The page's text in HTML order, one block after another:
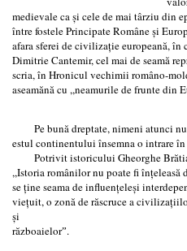
medievale ca şi cele de mai târziu din
între fostele Principate Române şi
afara sferei de civilizaţie europeană, în
Dimitrie Cantemir, cel mai de seamă
scria, în Hronicul vechimii româno-
aseamănă cu ,,neamurile de frunte din
Pe bună dreptate, nimeni atunci
estul continentului însemna o intrare
Potrivit istoricului Gheorghe
,,Istoria românilor nu poate fi înţeleasă
se ţine seama de influenţeleşi
vieţuit, o zonă de răscruce a
şi